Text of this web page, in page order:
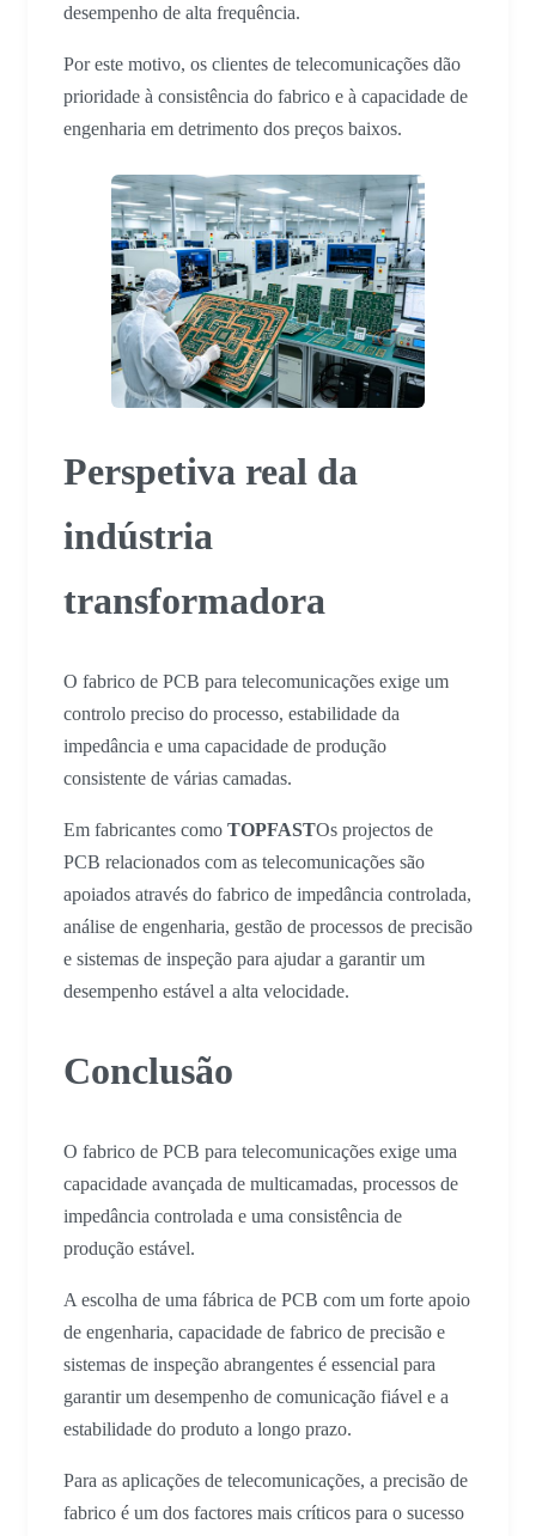
desempenho de alta frequência.
Por este motivo, os clientes de telecomunicações dão
prioridade à consistência do fabrico e à capacidade de
engenharia em detrimento dos preços baixos.
Perspetiva real da
indústria
transformadora
O fabrico de PCB para telecomunicações exige um
controlo preciso do processo, estabilidade da
impedância e uma capacidade de produção
consistente de várias camadas.
Em fabricantes como TOPFASTOs projectos de
PCB relacionados com as telecomunicações são
apoiados através do fabrico de impedância controlada,
análise de engenharia, gestão de processos de precisão
e sistemas de inspeção para ajudar a garantir um
desempenho estável a alta velocidade.
Conclusão
O fabrico de PCB para telecomunicações exige uma
capacidade avançada de multicamadas, processos de
impedância controlada e uma consistência de
produção estável.
A escolha de uma fábrica de PCB com um forte apoio
de engenharia, capacidade de fabrico de precisão e
sistemas de inspeção abrangentes é essencial para
garantir um desempenho de comunicação fiável e a
estabilidade do produto a longo prazo.
Para as aplicações de telecomunicações, a precisão de
fabrico é um dos factores mais críticos para o sucesso